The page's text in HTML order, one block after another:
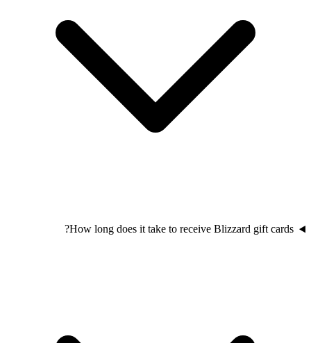
How long does it take to receive Blizzard gift cards?